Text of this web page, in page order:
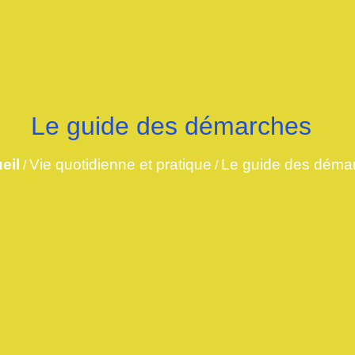
Le guide des démarches
/Vie quotidienne et pratique / Le guide des